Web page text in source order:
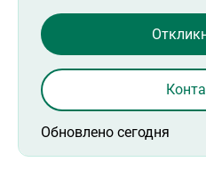
Обновлено сегодня